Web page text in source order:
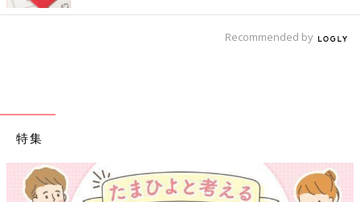
Recommended by
特集
【ワクチン接種できるものも】妊婦の感染